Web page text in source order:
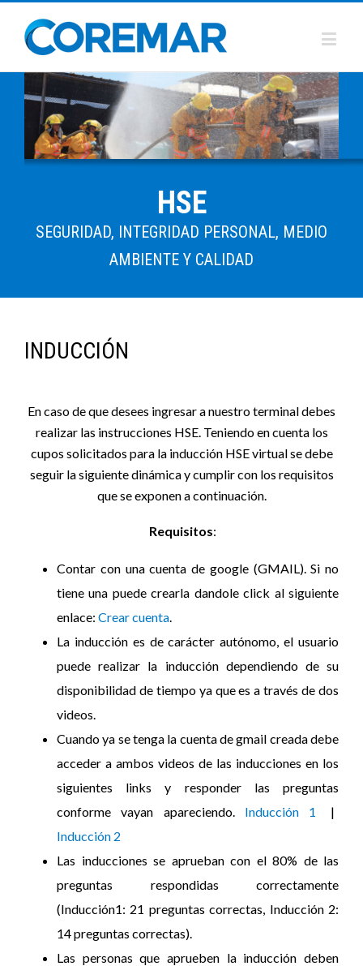
HSE
SEGURIDAD, INTEGRIDAD PERSONAL, MEDIO
AMBIENTE Y CALIDAD
INDUCCIÓN
En caso de que desees ingresar a nuestro terminal debes
realizar las instrucciones HSE. Teniendo en cuenta los
cupos solicitados para la inducción HSE virtual se debe
seguir la siguiente dinámica y cumplir con los requisitos
que se exponen a continuación.
Requisitos:
Contar con una cuenta de google (GMAIL). Si no
tiene una puede crearla dandole click al siguiente
enlace: Crear cuenta
La inducción es de carácter autónomo, el usuario
puede realizar la inducción dependiendo de su
disponibilidad de tiempo ya que es a través de dos
videos.
Cuando ya se tenga la cuenta de gmail creada debe
acceder a ambos videos de las inducciones en los
siguientes links y responder las preguntas
conforme vayan apareciendo. Inducción 1
|
Inducción 2
Las inducciones se aprueban con el 80% de las
preguntas respondidas correctamente
(Inducción1: 21 preguntas correctas, Inducción 2:
14 preguntas correctas).
Las personas que aprueben la inducción deben